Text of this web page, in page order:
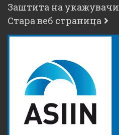
Заштита на укажувачи
Стара веб страница